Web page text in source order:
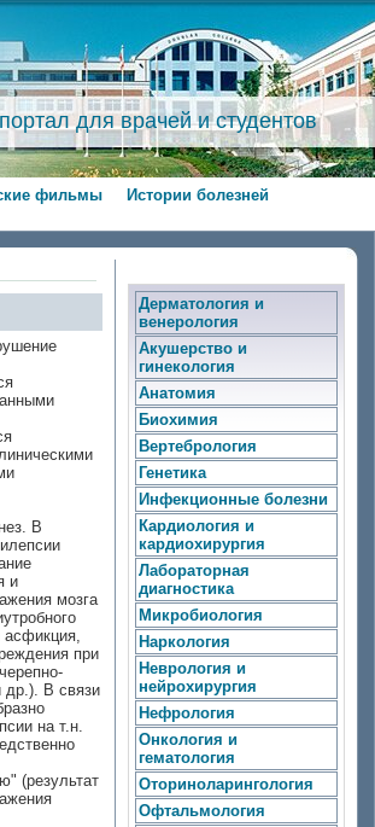
для врачей и студентов
фильмы
Истории болезней
В
и
мозга
асфикция,
при
др.). В связи
на т.н.
(результат
Дерматология и
венерология
Акушерство и
гинекология
Анатомия
Биохимия
Вертебрология
Генетика
Инфекционные болезни
Кардиология и
кардиохирургия
Лабораторная
диагностика
Микробиология
Наркология
Неврология и
нейрохирургия
Нефрология
Онкология и
гематология
Оториноларингология
Офтальмология